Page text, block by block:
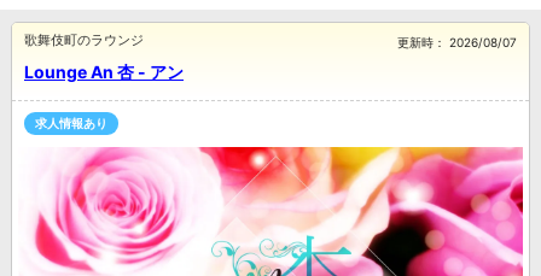
Lounge An 杏 - アン
歌舞伎町のラウンジ 更新時： 2026/08/07
求人情報あり